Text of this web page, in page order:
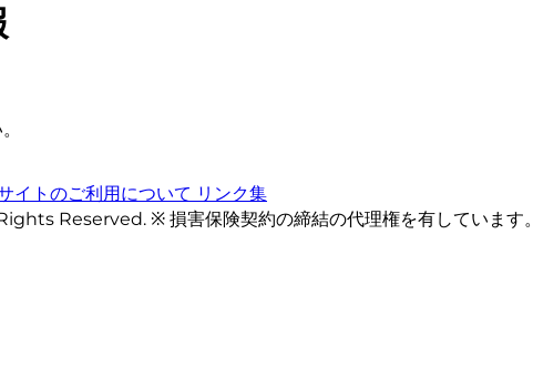
イトのご利用について リンク集
Reserved. ※ 損害保険契約の締結の代理権を有しています。